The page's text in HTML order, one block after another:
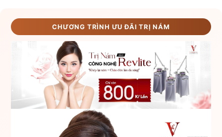
CHƯƠNG TRÌNH ƯU ĐÃI TRỊ NÁM